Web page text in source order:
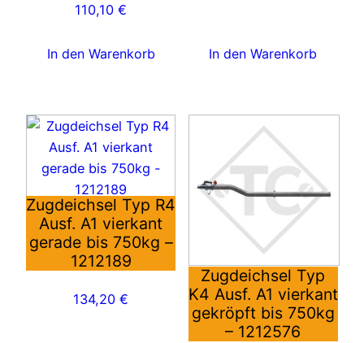
110,10€
In den Warenkorb In den Warenkorb
Zugdeichsel Typ R4
Ausf. A1 vierkant
gerade bis 750kg –
1212189
134,20€
Zugdeichsel Typ
K4 Ausf. A1 vierkant
gekröpft bis 750kg
– 1212576